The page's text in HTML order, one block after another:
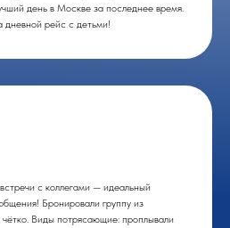
день в Москве за последнее время.
рейс с детьми!
с коллегами — идеальный
Бронировали группу из
чётко. Виды потрясающие: проплывали